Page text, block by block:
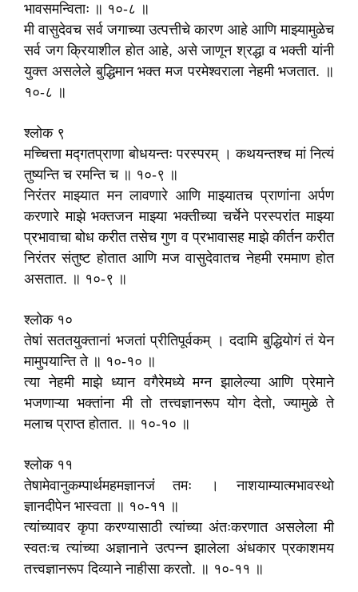
भावसमन्विताः ॥ १०-८ ॥
मी वासुदेवच सर्व जगाच्या उत्पत्तीचे कारण आहे आणि माझ्यामुळेच
सर्व जग क्रियाशील होत आहे, असे जाणून श्रद्धा व भक्ती यांनी
युक्त असलेले बुद्धिमान भक्त मज परमेश्वराला नेहमी भजतात. ॥
१०-८ ॥
श्लोक ९
मच्चित्ता मद्गतप्राणा बोधयन्तः परस्परम्‌ । कथयन्तश्च मां नित्यं
तुष्यन्ति च रमन्ति च ॥ १०-९ ॥
निरंतर माझ्यात मन लावणारे आणि माझ्यातच प्राणांना अर्पण
करणारे माझे भक्तजन माझ्या भक्तीच्या चर्चेने परस्परांत माझ्या
प्रभावाचा बोध करीत तसेच गुण व प्रभावासह माझे कीर्तन करीत
निरंतर संतुष्ट होतात आणि मज वासुदेवातच नेहमी रममाण होत
असतात. ॥ १०-९ ॥
श्लोक १०
तेषां सततयुक्तानां भजतां प्रीतिपूर्वकम्‌ । ददामि बुद्धियोगं तं येन
मामुपयान्ति ते ॥ १०-१० ॥
त्या नेहमी माझे ध्यान वगैरेमध्ये मग्न झालेल्या आणि प्रेमाने
भजणाऱ्या भक्तांना मी तो तत्त्वज्ञानरूप योग देतो, ज्यामुळे ते
मलाच प्राप्त होतात. ॥ १०-१० ॥
श्लोक ११
तेषामेवानुकम्पार्थमहमज्ञानजं तमः । नाशयाम्यात्मभावस्थो
ज्ञानदीपेन भास्वता ॥ १०-११ ॥
त्यांच्यावर कृपा करण्यासाठी त्यांच्या अंतःकरणात असलेला मी
स्वतःच त्यांच्या अज्ञानाने उत्पन्न झालेला अंधकार प्रकाशमय
तत्त्वज्ञानरूप दिव्याने नाहीसा करतो. ॥ १०-११ ॥